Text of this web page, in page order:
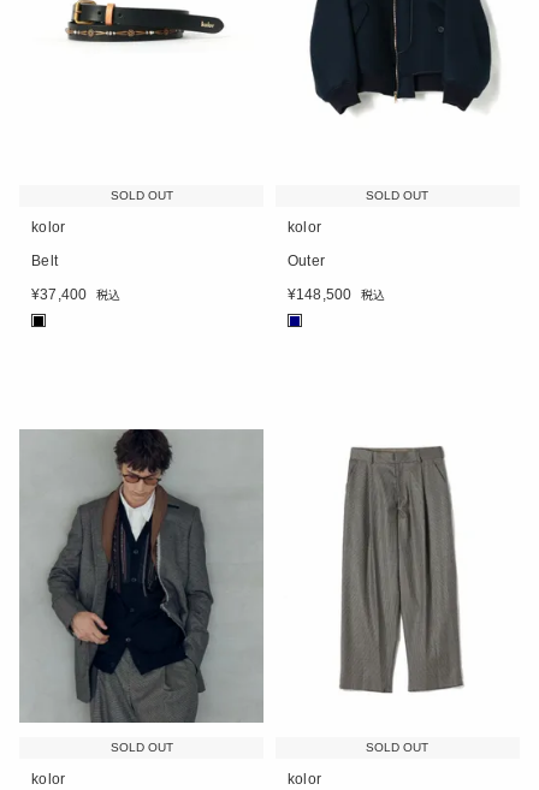
SOLD OUT
kolor
Belt
¥37,400 税込
SOLD OUT
kolor
Outer
¥148,500 税込
SOLD OUT
kolor
SOLD OUT
kolor